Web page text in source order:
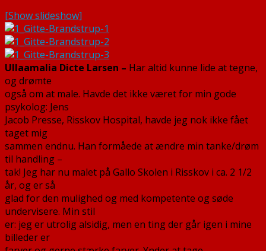
[Show slideshow]
Ullaamalia Dicte Larsen – Har altid kunne lide at tegne,
og drømte
også om at male. Havde det ikke været for min gode
psykolog: Jens
Jacob Presse, Risskov Hospital, havde jeg nok ikke fået
taget mig
sammen endnu. Han formåede at ændre min tanke/drøm
til handling –
tak! Jeg har nu malet på Gallo Skolen i Risskov i ca. 2 1/2
år, og er så
glad for den mulighed og med kompetente og søde
undervisere. Min stil
er: jeg er utrolig alsidig, men en ting der går igen i mine
billeder er